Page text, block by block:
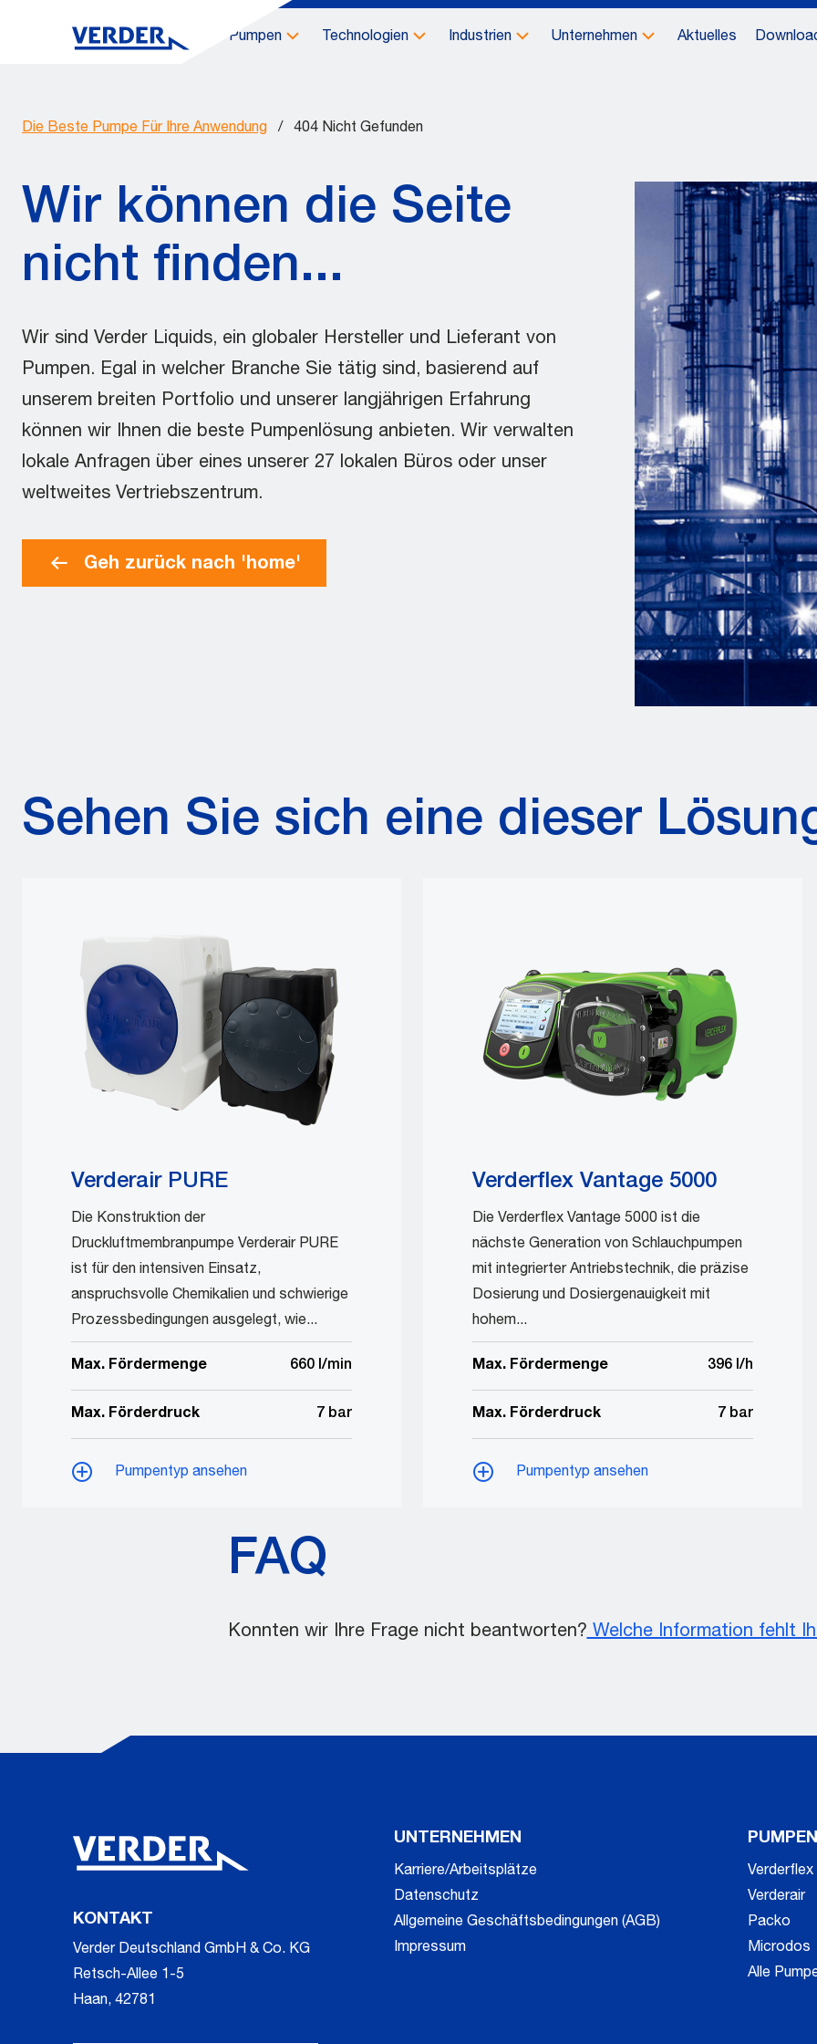
Pumpen Technologien Industrien Unternehmen Aktuelles
Die Beste Pumpe Für Ihre Anwendung / 404 Nicht Gefunden
Wir können die Seite
nicht finden...
Wir sind Verder Liquids, ein globaler Hersteller und Lieferant von
Pumpen. Egal in welcher Branche Sie tätig sind, basierend auf
unserem breiten Portfolio und unserer langjährigen Erfahrung
können wir Ihnen die beste Pumpenlösung anbieten. Wir verwalten
lokale Anfragen über eines unserer 27 lokalen Büros oder unser
weltweites Vertriebszentrum.
Geh zurück nach 'home'
Sehen Sie sich eine dieser
Verderair PURE
Die Konstruktion der
Druckluftmembranpumpe Verderair PURE
ist für den intensiven Einsatz,
anspruchsvolle Chemikalien und schwierige
Prozessbedingungen ausgelegt, wie...
Max. Fördermenge 660 l/min
Max. Förderdruck 7 bar
Pumpentyp ansehen
Verderflex Vantage 5000
Die Verderflex Vantage 5000 ist die
nächste Generation von Schlauchpumpen
mit integrierter Antriebstechnik, die präzise
Dosierung und Dosiergenauigkeit mit
hohem...
Max. Fördermenge 396 l/h
Max. Förderdruck 7 bar
Pumpentyp ansehen
FAQ
Konnten wir Ihre Frage nicht beantworten?Welche Information fehlt
KONTAKT
Verder Deutschland GmbH & Co. KG
Retsch-Allee 1-5
Haan, 42781
UNTERNEHMEN
Karriere/Arbeitsplätze
Datenschutz
Allgemeine Geschäftsbedingungen (AGB)
Impressum
PUMPEN
Verderflex
Verderair
Packo
Microdos
Alle